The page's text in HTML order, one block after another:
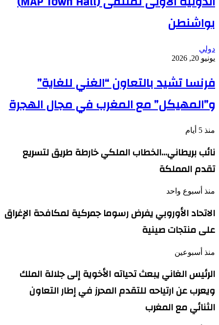
بواشنطن
دولي
يونيو 20, 2026
فرنسا تشيد بالتعاون “الغني للغاية”
و”المهيكل” مع المغرب في مجال الهجرة
منذ 5 أيام
نائب بريطاني…الخطاب الملكي خارطة طريق لتسريع
تقدم المملكة
منذ أسبوع واحد
الاتحاد الأوروبي يفرض رسوما جمركية لمكافحة الإغراق
على منتجات صينية
منذ أسبوعين
الرئيس الغاني يبعث تحياته الأخوية إلى جلالة الملك
ويعرب عن ارتياحه للتقدم المحرز في إطار التعاون
الثنائي مع المغرب